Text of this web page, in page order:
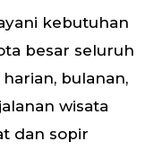
kebutuhan
besar seluruh
bulanan,
wisata
dan sopir